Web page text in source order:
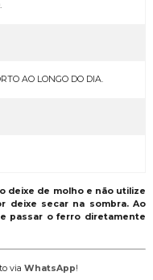
AO LONGO DO DIA.
deixe de molho e não utilize
deixe secar na sombra. Ao
passar o ferro diretamente
via WhatsApp!